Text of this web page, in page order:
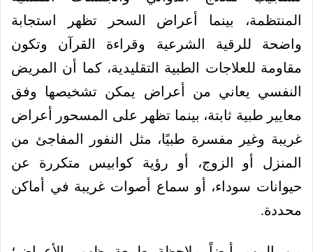
المنتظمة، بينما أعراض السحر تظهر استجابة
واضحة للرقية الشرعية وقراءة القرآن وتكون
مقاومة للعلاجات الطبية التقليدية، كما أن المريض
النفسي يعاني من أعراض يمكن تشخيصها وفق
معايير طبية ثابتة، بينما تظهر على المسحور أعراض
غريبة وغير مفسرة طبيًا، مثل النفور المفاجئ من
المنزل أو الزوج، أو رؤية كوابيس متكررة عن
حيوانات سوداء، أو سماع أصوات غريبة في أماكن
محددة.